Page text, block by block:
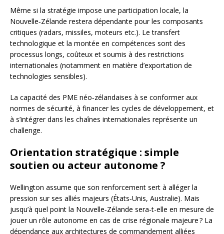
Même si la stratégie impose une participation locale, la
Nouvelle‑Zélande restera dépendante pour les composants
critiques (radars, missiles, moteurs etc.). Le transfert
technologique et la montée en compétences sont des
processus longs, coûteux et soumis à des restrictions
internationales (notamment en matière d’exportation de
technologies sensibles).
La capacité des PME néo‑zélandaises à se conformer aux
normes de sécurité, à financer les cycles de développement, et
à s’intégrer dans les chaînes internationales représente un
challenge.
Orientation stratégique : simple
soutien ou acteur autonome ?
Wellington assume que son renforcement sert à alléger la
pression sur ses alliés majeurs (États‑Unis, Australie). Mais
jusqu’à quel point la Nouvelle‑Zélande sera-t-elle en mesure de
jouer un rôle autonome en cas de crise régionale majeure ? La
dépendance aux architectures de commandement alliées